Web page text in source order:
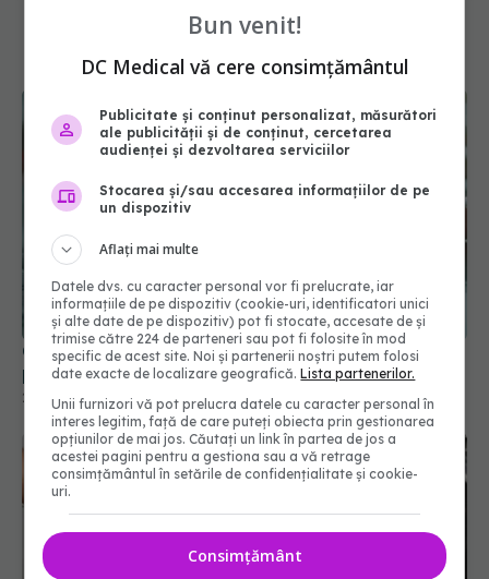
Cum reducem riscul de AVC recurent. Rezultatele
publicate în NEJM
23 mai 2026, 15:25
Bun venit!
DC Medical vă cere consimțământul
Publicitate și conținut personalizat, măsurători
ale publicității și de conținut, cercetarea
audienței și dezvoltarea serviciilor
Stocarea și/sau accesarea informațiilor de pe
un dispozitiv
Aflați mai multe
Datele dvs. cu caracter personal vor fi prelucrate, iar
informațiile de pe dispozitiv (cookie-uri, identificatori unici
și alte date de pe dispozitiv) pot fi stocate, accesate de și
trimise către 224 de parteneri sau pot fi folosite în mod
specific de acest site. Noi și partenerii noștri putem folosi
date exacte de localizare geografică.Lista partenerilor.
Unii furnizori vă pot prelucra datele cu caracter personal în
interes legitim, față de care puteți obiecta prin gestionarea
opțiunilor de mai jos. Căutați un link în partea de jos a
acestei pagini pentru a gestiona sau a vă retrage
consimțământul în setările de confidențialitate și cookie-
uri.
Consimțământ